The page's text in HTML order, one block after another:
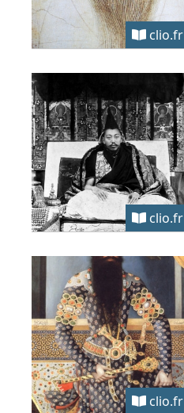
clio.fr
clio.fr
clio.fr